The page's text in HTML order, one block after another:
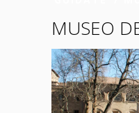
MUSEO